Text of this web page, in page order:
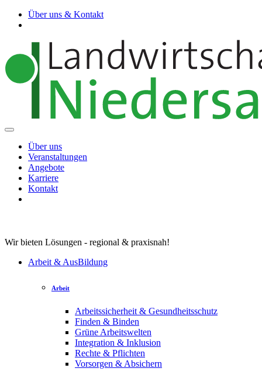
Über uns & Kontakt
Über uns
Veranstaltungen
Angebote
Karriere
Kontakt
Wir bieten Lösungen - regional & praxisnah!
Arbeit & AusBildung
Arbeit
Arbeitssicherheit & Gesundheitsschutz
Finden & Binden
Grüne Arbeitswelten
Integration & Inklusion
Rechte & Pflichten
Vorsorgen & Absichern